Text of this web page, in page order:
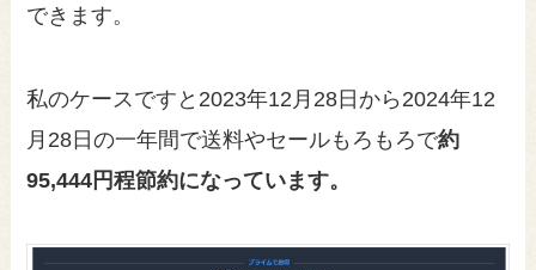
できます。
私のケースですと2023年12月28日から2024年12
月28日の一年間で送料やセールもろもろで約
95,444円程節約になっています。